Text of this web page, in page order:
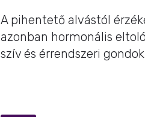
A pihentető alvástól
azonban hormonális
szív és érrendszeri